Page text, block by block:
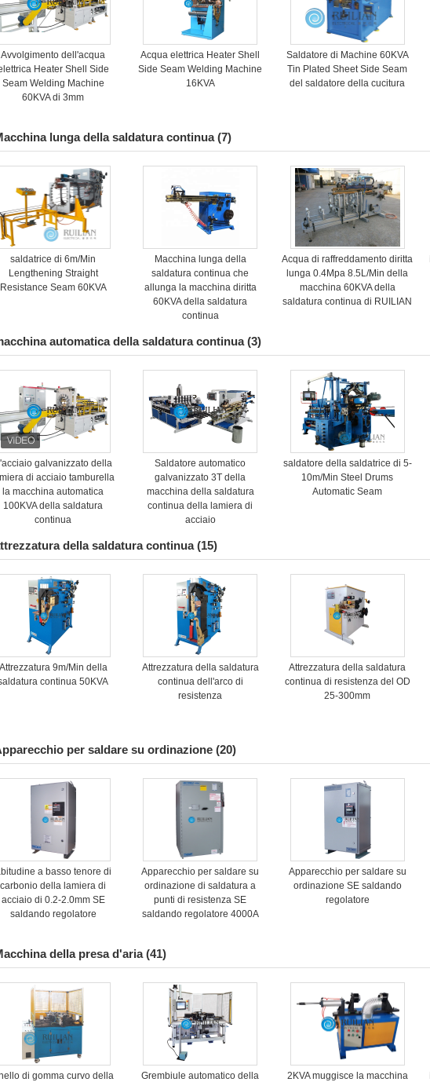
Avvolgimento dell'acqua
Heater Shell Side
Seam Welding Machine
60KVA di 3mm
Acqua elettrica Heater Shell
Side Seam Welding Machine
16KVA
Saldatore di Machine 60KVA
Tin Plated Sheet Side Seam
del saldatore della cucitura
lunga della saldatura continua (7)
saldatrice di 6m/Min
Lengthening Straight
Resistance Seam 60KVA
Macchina lunga della
saldatura continua che
allunga la macchina diritta
60KVA della saldatura
continua
Acqua di raffreddamento diritta
lunga 0.4Mpa 8.5L/Min della
macchina 60KVA della
saldatura continua di RUILIAN
automatica della saldatura continua (3)
galvanizzato della
di acciaio tamburella
la macchina automatica
100KVA della saldatura
continua
Saldatore automatico
galvanizzato 3T della
macchina della saldatura
continua della lamiera di
acciaio
saldatore della saldatrice di 5-
10m/Min Steel Drums
Automatic Seam
della saldatura continua (15)
9m/Min della
continua 50KVA
Attrezzatura della saldatura
continua dell'arco di
resistenza
Attrezzatura della saldatura
continua di resistenza del OD
25-300mm
per saldare su ordinazione (20)
a basso tenore di
carbonio della lamiera di
acciaio di 0.2-2.0mm SE
saldando regolatore
Apparecchio per saldare su
ordinazione di saldatura a
punti di resistenza SE
saldando regolatore 4000A
Apparecchio per saldare su
ordinazione SE saldando
regolatore
della presa d'aria (41)
di gomma curvo della
Grembiule automatico della
2KVA muggisce la macchina